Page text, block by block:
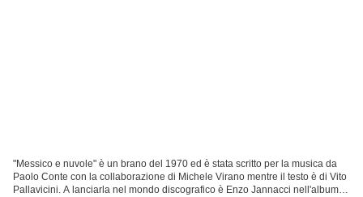
"Messico e nuvole" è un brano del 1970 ed è stata scritto per la musica da
Paolo Conte con la collaborazione di Michele Virano mentre il testo è di Vito
Pallavicini. A lanciarla nel mondo discografico è Enzo Jannacci nell'album